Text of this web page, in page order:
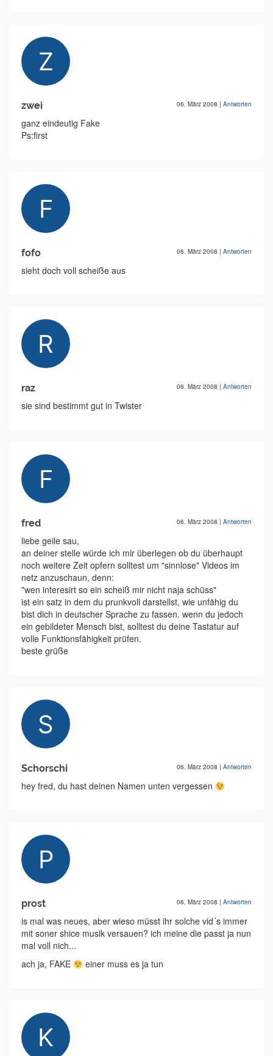
zwei 06. März 2008 | Antworten
ganz eindeutig Fake
Ps:first
fofo 06. März 2008 | Antworten
sieht doch voll scheiße aus
raz 06. März 2008 | Antworten
sie sind bestimmt gut in Twister
fred 06. März 2008 | Antworten
liebe geile sau,
an deiner stelle würde ich mir überlegen ob du überhaupt
noch weitere Zeit opfern solltest um "sinnlose" Videos im
netz anzuschaun, denn:
"wen interesirt so ein scheiß mir nicht naja schüss"
ist ein satz in dem du prunkvoll darstellst, wie unfähig du
bist dich in deutscher Sprache zu fassen. wenn du jedoch
ein gebildeter Mensch bist, solltest du deine Tastatur auf
volle Funktionsfähigkeit prüfen.
beste grüße
Schorschi 06. März 2008 | Antworten
hey fred, du hast deinen Namen unten vergessen
prost 06. März 2008 | Antworten
is mal was neues, aber wieso müsst ihr solche vid´s immer
mit soner shice musik versauen? ich meine die passt ja nun
mal voll nich...
ach ja, FAKE
einer muss es ja tun